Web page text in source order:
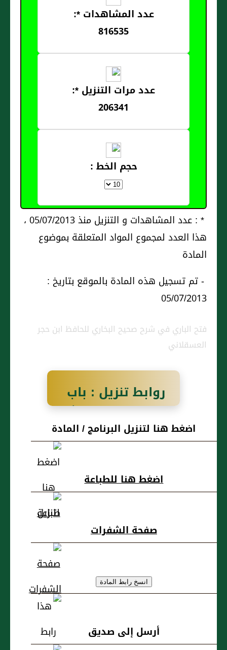
عدد المشاهدات *:
816535
عدد مرات التنزيل *:
206341
حجم الخط :
* : عدد المشاهدات و التنزيل منذ 05/07/2013 ،
هذا العدد لمجموع المواد المتعلقة بموضوع
المادة
- تم تسجيل هذه المادة بالموقع بتاريخ :
05/07/2013
فتح الباري في شرح صحيح البخاري للحافظ ابن حجر
العسقلاني
روابط تنزيل : باب
دُخُولِ الْحَرَمِ وَمَكَّةَ
بِغَيْرِ إِحْرَامٍ
اضغط هنا لتنزيل البرنامج / المادة
اضغط هنا للطباعة
صفحة الشفرات
أرسل إلى صديق